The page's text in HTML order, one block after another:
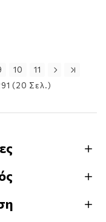
10
11
(20 Σελ.)